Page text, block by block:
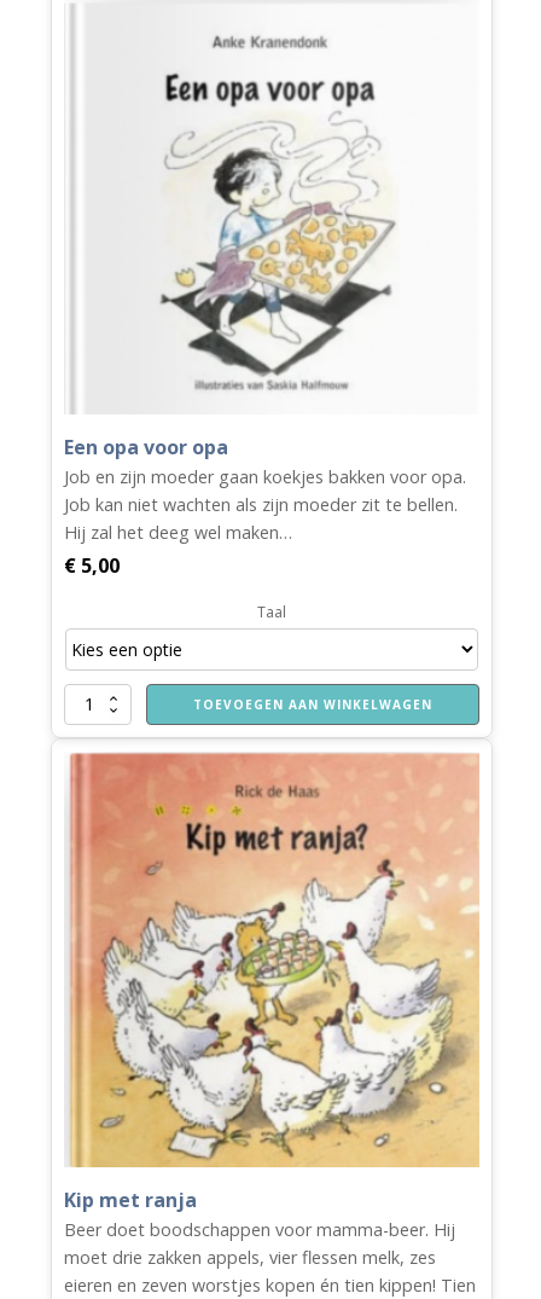
Een opa voor opa
Job en zijn moeder gaan koekjes bakken voor opa.
Job kan niet wachten als zijn moeder zit te bellen.
Hij zal het deeg wel maken…
€ 5,00
Taal
Een
opa
voor
TOEVOEGEN AAN WINKELWAGEN
Kip met ranja
Beer doet boodschappen voor mamma-beer. Hij
moet drie zakken appels, vier flessen melk, zes
eieren en zeven worstjes kopen én tien kippen! Tien